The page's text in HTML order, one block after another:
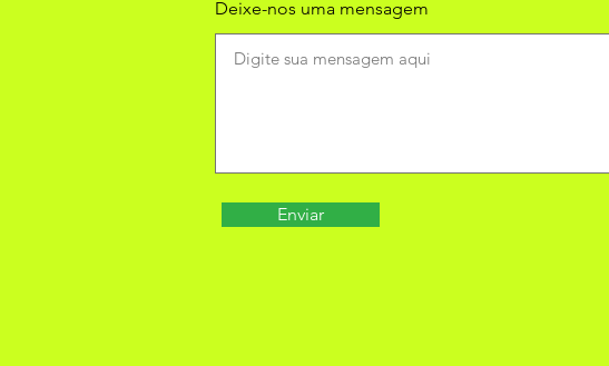
Deixe-nos uma mensagem
Enviar